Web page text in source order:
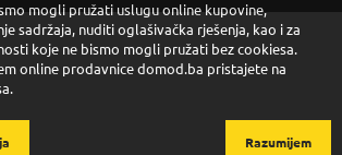
mogli pružati uslugu online kupovine,
sadržaja, nuditi oglašivačka rješenja, kao i za
koje ne bismo mogli pružati bez cookiesa.
online prodavnice domod.ba pristajete na
Razumijem